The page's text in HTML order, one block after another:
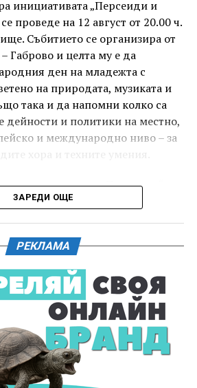
инициативата „Книга
да донесе книга от личната
вземе друга. Целта е обмен на
и приятен разговор за
инициативата „Персеиди и
проведе на 12 август от 20.00 ч.
Събитието се организира от
Габрово и целта му е да
ден на младежта с
на природата, музиката и
така и да напомни колко са
и политики на местно,
и международно ниво – за
метеорния поток „Персеиди“ –
и очаквани астрономически
през шлейф от частици,
109P/Swift-Tuttle.
в атмосферата над нас и
ярки падащи звезди. На тъмно
да бъдат забелязани около 100
На Градище, заради
броят им е значително по-
по- голям, отколкото в
ЗАРЕДИ ОЩЕ
РЕКЛАМА